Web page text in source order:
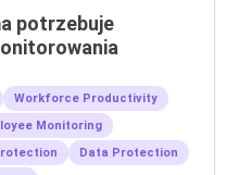
potrzebuje
Workforce Productivity
Monitoring
Data Protection